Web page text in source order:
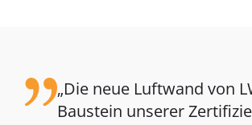
Die neue Luftwand von
Baustein unserer